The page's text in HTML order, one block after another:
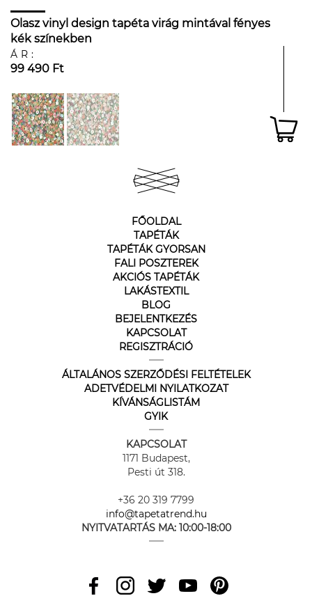
Olasz vinyl design tapéta virág mintával fényes
kék színekben
ÁR:
99 490 Ft
FŐOLDAL
TAPÉTÁK
TAPÉTÁK GYORSAN
FALI POSZTEREK
AKCIÓS TAPÉTÁK
LAKÁSTEXTIL
BLOG
BEJELENTKEZÉS
KAPCSOLAT
REGISZTRÁCIÓ
ÁLTALÁNOS SZERZŐDÉSI FELTÉTELEK
ADETVÉDELMI NYILATKOZAT
KÍVÁNSÁGLISTÁM
GYIK
KAPCSOLAT
1171 Budapest,
Pesti út 318.
+36 20 319 7799
info@tapetatrend.hu
NYITVATARTÁS MA: 10:00-18:00